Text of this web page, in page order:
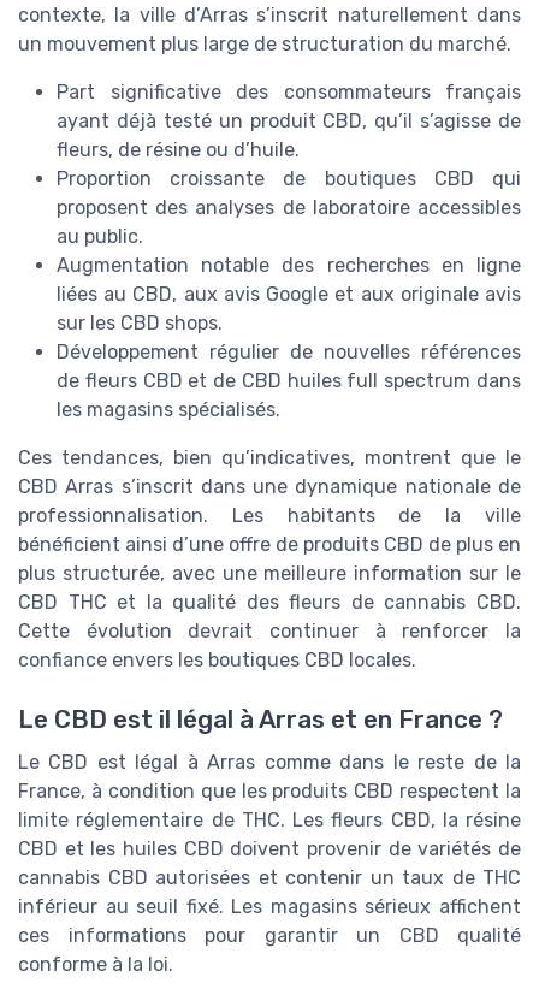
contexte, la ville d’Arras s’inscrit naturellement dans
un mouvement plus large de structuration du marché.
Part significative des consommateurs français
ayant déjà testé un produit CBD, qu’il s’agisse de
fleurs, de résine ou d’huile.
Proportion croissante de boutiques CBD qui
proposent des analyses de laboratoire accessibles
au public.
Augmentation notable des recherches en ligne
liées au CBD, aux avis Google et aux originale avis
sur les CBD shops.
Développement régulier de nouvelles références
de fleurs CBD et de CBD huiles full spectrum dans
les magasins spécialisés.
Ces tendances, bien qu’indicatives, montrent que le
CBD Arras s’inscrit dans une dynamique nationale de
professionnalisation. Les habitants de la ville
bénéficient ainsi d’une offre de produits CBD de plus en
plus structurée, avec une meilleure information sur le
CBD THC et la qualité des fleurs de cannabis CBD.
Cette évolution devrait continuer à renforcer la
confiance envers les boutiques CBD locales.
Le CBD est il légal à Arras et en France ?
Le CBD est légal à Arras comme dans le reste de la
France, à condition que les produits CBD respectent la
limite réglementaire de THC. Les fleurs CBD, la résine
CBD et les huiles CBD doivent provenir de variétés de
cannabis CBD autorisées et contenir un taux de THC
inférieur au seuil fixé. Les magasins sérieux affichent
ces informations pour garantir un CBD qualité
conforme à la loi.